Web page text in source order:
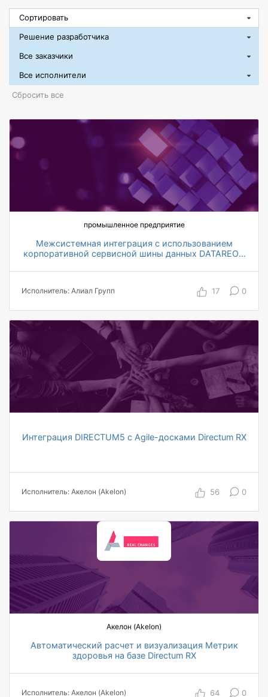
Сбросить все
промышленное предприятие
Межсистемная интеграция с использованием
корпоративной сервисной шины данных DATAREON
100 пользователей охвачены автоматизацией
Исполнитель: Алиал Групп 17 0
Интеграция DIRECTUM5 c Agile-досками Directum RX
работ
800 человеко-часов экономия в год
Исполнитель: Акелон (Akelon) 56 0
Акелон (Akelon)
Автоматический расчет и визуализация Метрик
здоровья на базе Directum RX
директора
Исполнитель: Акелон (Akelon) 64 0